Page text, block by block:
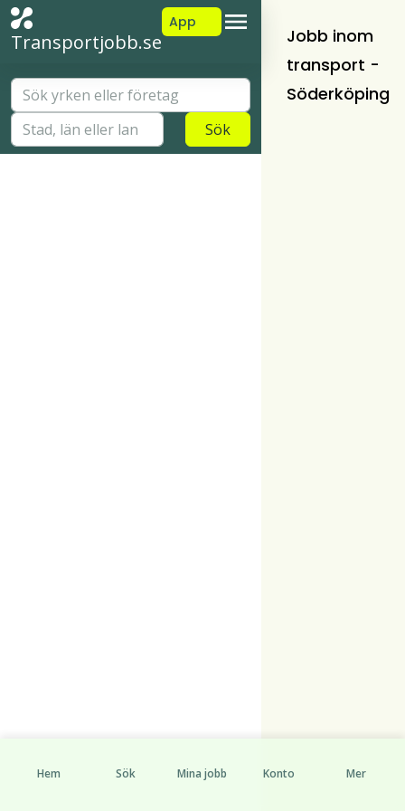
Transportjobb.se
App
Sök
Jobb inom
transport -
Söderköping
Hem Sök Mina jobb Konto Mer